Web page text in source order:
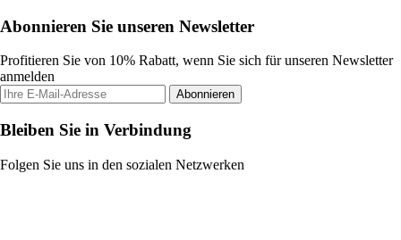
Abonnieren Sie unseren Newsletter
Profitieren Sie von 10% Rabatt, wenn Sie sich für unseren Newsletter
anmelden
Abonnieren
Bleiben Sie in Verbindung
Folgen Sie uns in den sozialen Netzwerken